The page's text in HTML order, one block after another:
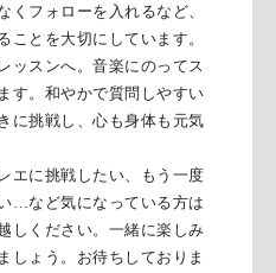
くフォローを入れるなど、
ことを大切にしています。
ッスンへ。音楽にのってス
す。和やかで質問しやすい
に挑戦し、心も身体も元気
エに挑戦したい、もう一度
…など気になっている方は
しください。一緒に楽しみ
しょう。お待ちしておりま